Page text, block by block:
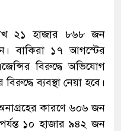
২১ হাজার ৮৬৮ জন
বাকিরা ১৭ আগস্টের
বিরুদ্ধে অভিযোগ
ব্যবস্থা নেয়া হবে।
কারণে ৬০৬ জন
১০ হাজার ৯৪২ জন